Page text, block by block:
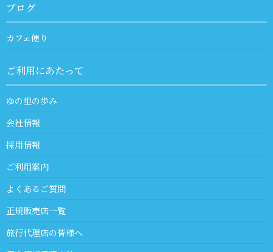
ブログ
カフェ便り
ご利用にあたって
ゆの里の歩み
会社情報
採用情報
ご利用案内
よくあるご質問
正規販売店一覧
旅行代理店の皆様へ